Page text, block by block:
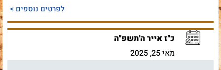
לפרטים נוספים >
כ"ז אייר ה'תשפ"ה
מאי 25, 2025